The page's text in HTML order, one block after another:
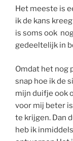
Het meeste is
ik de kans
is soms ook
gedeeltelijk in
Omdat het nog
snap hoe ik de
mijn duifje ook
voor mij beter
te krijgen. Dan
heb ik